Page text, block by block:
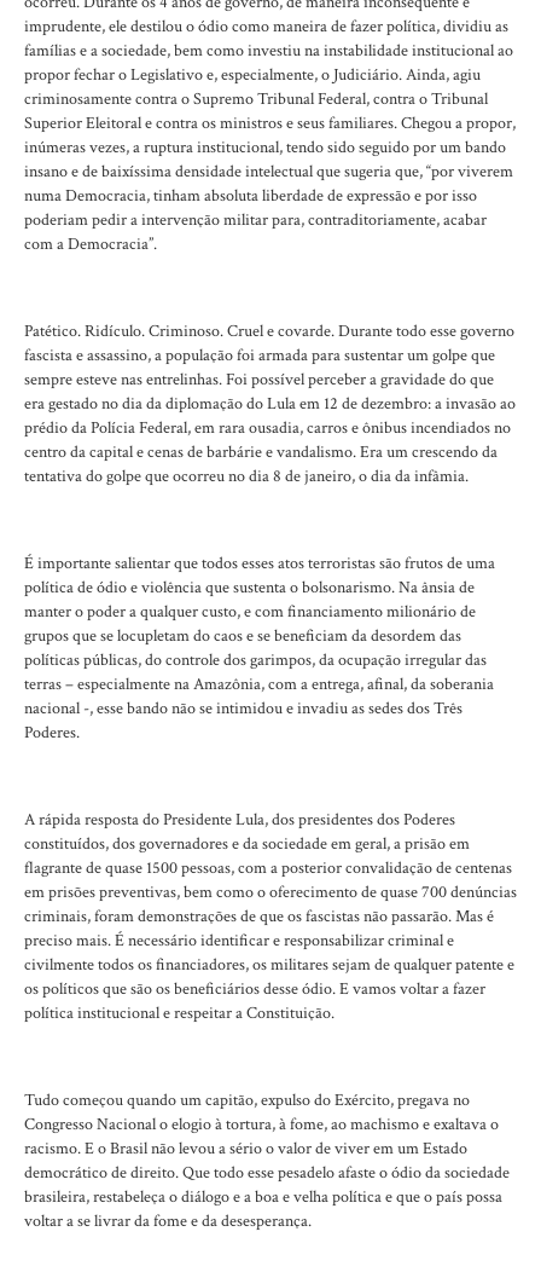
imprudente, ele destilou o ódio como maneira de fazer política, dividiu as
famílias e a sociedade, bem como investiu na instabilidade institucional ao
propor fechar o Legislativo e, especialmente, o Judiciário. Ainda, agiu
criminosamente contra o Supremo Tribunal Federal, contra o Tribunal
Superior Eleitoral e contra os ministros e seus familiares. Chegou a propor,
inúmeras vezes, a ruptura institucional, tendo sido seguido por um bando
insano e de baixíssima densidade intelectual que sugeria que, “por viverem
numa Democracia, tinham absoluta liberdade de expressão e por isso
poderiam pedir a intervenção militar para, contraditoriamente, acabar
com a Democracia”.
Patético. Ridículo. Criminoso. Cruel e covarde. Durante todo esse governo
fascista e assassino, a população foi armada para sustentar um golpe que
sempre esteve nas entrelinhas. Foi possível perceber a gravidade do que
era gestado no dia da diplomação do Lula em 12 de dezembro: a invasão ao
prédio da Polícia Federal, em rara ousadia, carros e ônibus incendiados no
centro da capital e cenas de barbárie e vandalismo. Era um crescendo da
tentativa do golpe que ocorreu no dia 8 de janeiro, o dia da infâmia.
É importante salientar que todos esses atos terroristas são frutos de uma
política de ódio e violência que sustenta o bolsonarismo. Na ânsia de
manter o poder a qualquer custo, e com financiamento milionário de
grupos que se locupletam do caos e se beneficiam da desordem das
políticas públicas, do controle dos garimpos, da ocupação irregular das
terras – especialmente na Amazônia, com a entrega, afinal, da soberania
nacional -, esse bando não se intimidou e invadiu as sedes dos Três
Poderes.
A rápida resposta do Presidente Lula, dos presidentes dos Poderes
constituídos, dos governadores e da sociedade em geral, a prisão em
flagrante de quase 1500 pessoas, com a posterior convalidação de centenas
em prisões preventivas, bem como o oferecimento de quase 700 denúncias
criminais, foram demonstrações de que os fascistas não passarão. Mas é
preciso mais. É necessário identificar e responsabilizar criminal e
civilmente todos os financiadores, os militares sejam de qualquer patente e
os políticos que são os beneficiários desse ódio. E vamos voltar a fazer
política institucional e respeitar a Constituição.
Tudo começou quando um capitão, expulso do Exército, pregava no
Congresso Nacional o elogio à tortura, à fome, ao machismo e exaltava o
racismo. E o Brasil não levou a sério o valor de viver em um Estado
democrático de direito. Que todo esse pesadelo afaste o ódio da sociedade
brasileira, restabeleça o diálogo e a boa e velha política e que o país possa
voltar a se livrar da fome e da desesperança.